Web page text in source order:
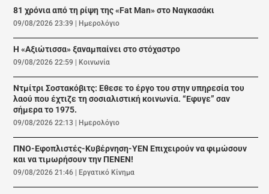
81 χρόνια από τη ρίψη της «Fat Man» στο Ναγκασάκι
09/08/2026 23:39 | Ημερολόγιο
Η «Αξιώτισσα» ξαναμπαίνει στο στόχαστρο
09/08/2026 22:59 | Κοινωνία
Ντμίτρι Σοστακόβιτς: Εθεσε το έργο του στην υπηρεσία του
λαού που έχτιζε τη σοσιαλιστική κοινωνία. “Εφυγε” σαν
σήμερα το 1975.
09/08/2026 22:13 | Ημερολόγιο
ΠΝΟ-Εφοπλιστές-Κυβέρνηση-ΥΕΝ Επιχειρούν να φιμώσουν
και να τιμωρήσουν την ΠΕΝΕΝ!
09/08/2026 21:46 | Εργατικό Κίνημα